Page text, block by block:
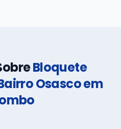
Bloquete
Osasco em